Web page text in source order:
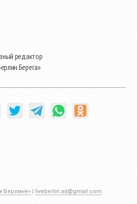
редактор
Берлине» | liveberlin.ad@gmail.com